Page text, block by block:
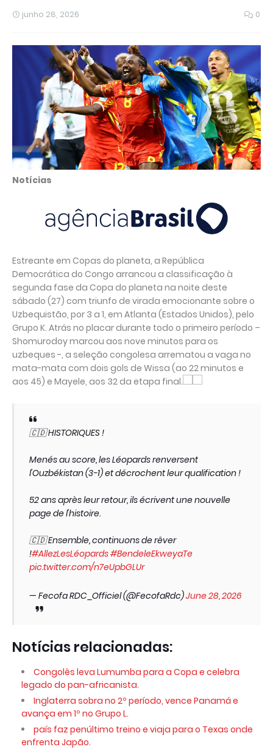
junho 28, 2026 0
Notícias
Estreante em Copas do planeta, a República
Democrática do Congo arrancou a classificação à
segunda fase da Copa do planeta na noite deste
sábado (27) com triunfo de virada emocionante sobre o
Uzbequistão, por 3 a 1, em Atlanta (Estados Unidos), pelo
Grupo K. Atrás no placar durante todo o primeiro período –
Shomurodoy marcou aos nove minutos para os
uzbeques -, a seleção congolesa arrematou a vaga no
mata-mata com dois gols de Wissa (ao 22 minutos e
aos 45) e Mayele, aos 32 da etapa final.
🇨🇩 HISTORIQUES !
Menés au score, les Léopards renversent
l'Ouzbékistan (3-1) et décrochent leur qualification !
52 ans après leur retour, ils écrivent une nouvelle
page de l'histoire.
🇨🇩 Ensemble, continuons de rêver
!#AllezLesLéopards#BendeleEkweyaTe
pic.twitter.com/n7eUpbGLUr
— Fecofa RDC_Officiel (@FecofaRdc)June 28, 2026
Notícias relacionadas:
Congolês leva Lumumba para a Copa e celebra
legado do pan-africanista.
Inglaterra sobra no 2º período, vence Panamá e
avança em 1º no Grupo L.
país faz penúltimo treino e viaja para o Texas onde
enfrenta Japão.